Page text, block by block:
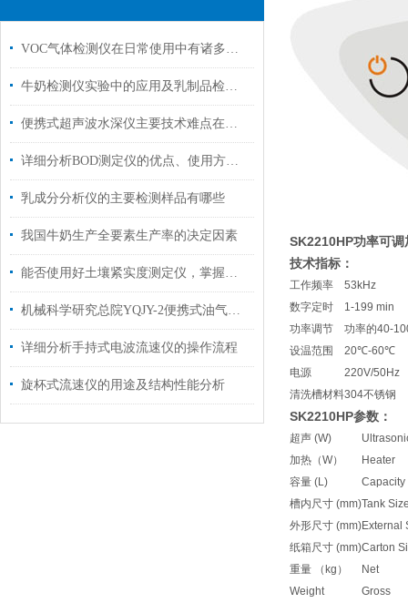
VOC气体检测仪在日常使用中有诸多特点
牛奶检测仪实验中的应用及乳制品检测仪相关实验方法
便携式超声波水深仪主要技术难点在以下几点
详细分析BOD测定仪的优点、使用方法以及操作
乳成分分析仪的主要检测样品有哪些
我国牛奶生产全要素生产率的决定因素
能否使用好土壤紧实度测定仪，掌握其功能是关键
机械科学研究总院YQJY-2便携式油气回收智能检测仪选购指南
详细分析手持式电波流速仪的操作流程
旋杯式流速仪的用途及结构性能分析
SK2210HP功率可调
技术指标：
工作频率
53kHz
数字定时
1-199 min
功率调节
功率的40-
设温范围
20℃-60℃
电源
220V/50Hz
清洗槽材料304不锈钢
SK2210HP参数：
超声 (W)
加热（W）
Heater
容量 (L)
Capacity
槽内尺寸 (mm)Tank
外形尺寸 (mm)External
纸箱尺寸 (mm)Carton
重量 （kg）
Weight
Net
Gross